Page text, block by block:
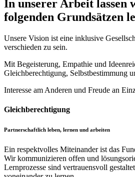
In unserer Arbeit lassen
folgenden Grundsätzen
Unsere Vision ist eine inklusive
verschieden zu sein.
Mit Begeisterung, Empathie und
Gleichberechtigung, Selbstbestimmung
Interesse am Anderen und Freude an
Gleichberechtigung
Partnerschaftlich leben, lernen und arbeiten
Ein respektvolles Miteinander ist das
Wir kommunizieren offen und
Lernprozesse sind vertrauensvoll